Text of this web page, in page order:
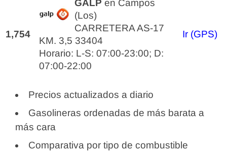
1,754
GALP en Campos
(Los)
CARRETERA AS-17
KM. 3,5 33404
Horario: L-S: 07:00-23:00; D:
07:00-22:00
Ir (GPS)
Precios actualizados a diario
Gasolineras ordenadas de más barata a
más cara
Comparativa por tipo de combustible